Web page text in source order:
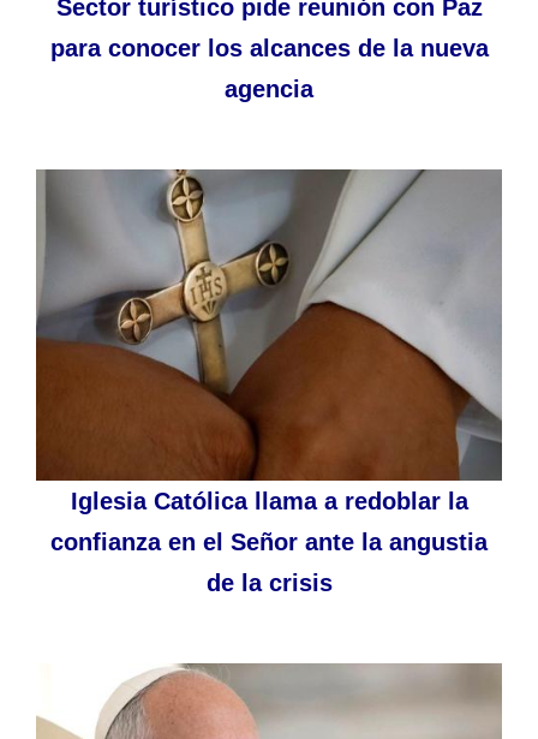
Sector turístico pide reunión con Paz
para conocer los alcances de la nueva
agencia
Iglesia Católica llama a redoblar la
confianza en el Señor ante la angustia
de la crisis